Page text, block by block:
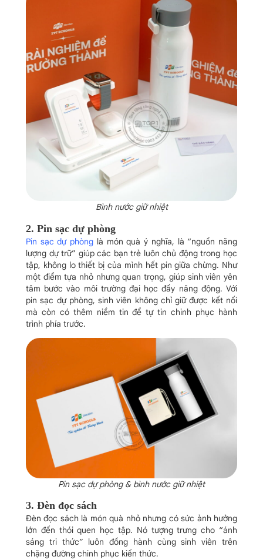
Bình nước giữ nhiệt
2. Pin sạc dự phòng
Pin sạc dự phòng là món quà ý nghĩa, là “nguồn năng
lượng dự trữ” giúp các bạn trẻ luôn chủ động trong học
tập, không lo thiết bị của mình hết pin giữa chừng. Như
một điểm tựa nhỏ nhưng quan trọng, giúp sinh viên yên
tâm bước vào môi trường đại học đầy năng động. Với
pin sạc dự phòng, sinh viên không chỉ giữ được kết nối
mà còn có thêm niềm tin để tự tin chinh phục hành
trình phía trước.
Pin sạc dự phòng & bình nước giữ nhiệt
3. Đèn đọc sách
Đèn đọc sách là món quà nhỏ nhưng có sức ảnh hưởng
lớn đến thói quen học tập. Nó tượng trưng cho “ánh
sáng tri thức” luôn đồng hành cùng sinh viên trên
chặng đường chinh phục kiến thức.